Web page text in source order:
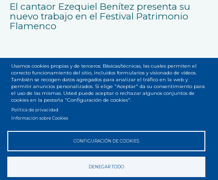
El cantaor Ezequiel Benítez presenta su
nuevo trabajo en el Festival Patrimonio
Flamenco
Menú
del
Accesibilidad Privacidad Legal Cookies Mapa web
Usamos cookies propias y de terceros: Básicas/técnicas, las cuales permiten el
correcto funcionamiento del sitio, incluidos formularios y visionado de vídeos.
También se recogen datos agregados para analizar el tráfico en la web y
permitir anuncios personalizados. Si elige "Aceptar" da su consentimiento para
el uso de las mismas. Usted puede aceptar o rechazar algunos conjuntos de
cookies en la pestaña "Configuración de cookies".
Política de privacidad
Información sobre Cookies
CONFIGURACIÓN DE COOKIES
DENEGAR TODO